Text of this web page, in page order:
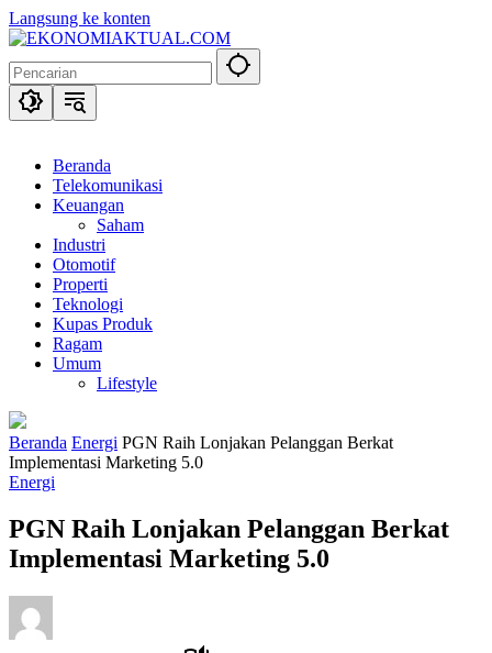
Langsung ke konten
Beranda
Telekomunikasi
Keuangan
Saham
Industri
Otomotif
Properti
Teknologi
Kupas Produk
Ragam
Umum
Lifestyle
Beranda Energi PGN Raih Lonjakan Pelanggan Berkat
Implementasi Marketing 5.0
Energi
PGN Raih Lonjakan Pelanggan Berkat
Implementasi Marketing 5.0